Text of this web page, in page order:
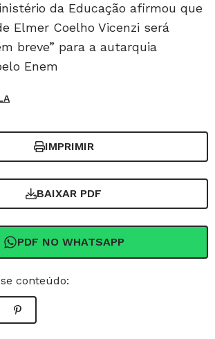
da Educação afirmou que
Elmer Coelho Vicenzi será
breve” para a autarquia
Enem
IMPRIMIR
BAIXAR PDF
PDF NO WHATSAPP
conteúdo: